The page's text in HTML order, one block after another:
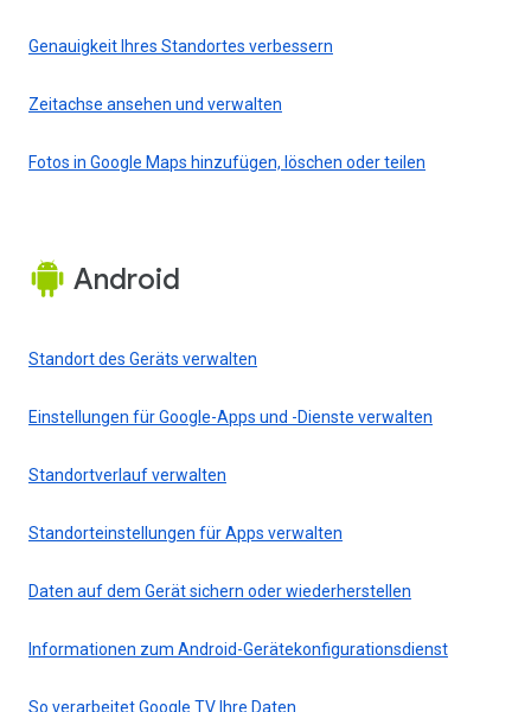
Genauigkeit Ihres Standortes verbessern
Zeitachse ansehen und verwalten
Fotos in Google Maps hinzufügen, löschen oder teilen
Android
Standort des Geräts verwalten
Einstellungen für Google-Apps und -Dienste verwalten
Standortverlauf verwalten
Standorteinstellungen für Apps verwalten
Daten auf dem Gerät sichern oder wiederherstellen
Informationen zum Android-Gerätekonfigurationsdienst
So verarbeitet Google TV Ihre Daten